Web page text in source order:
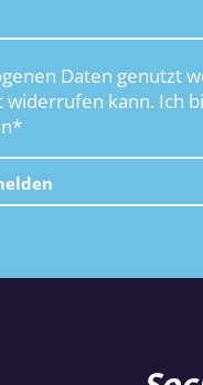
Daten genutzt
widerrufen kann. Ich